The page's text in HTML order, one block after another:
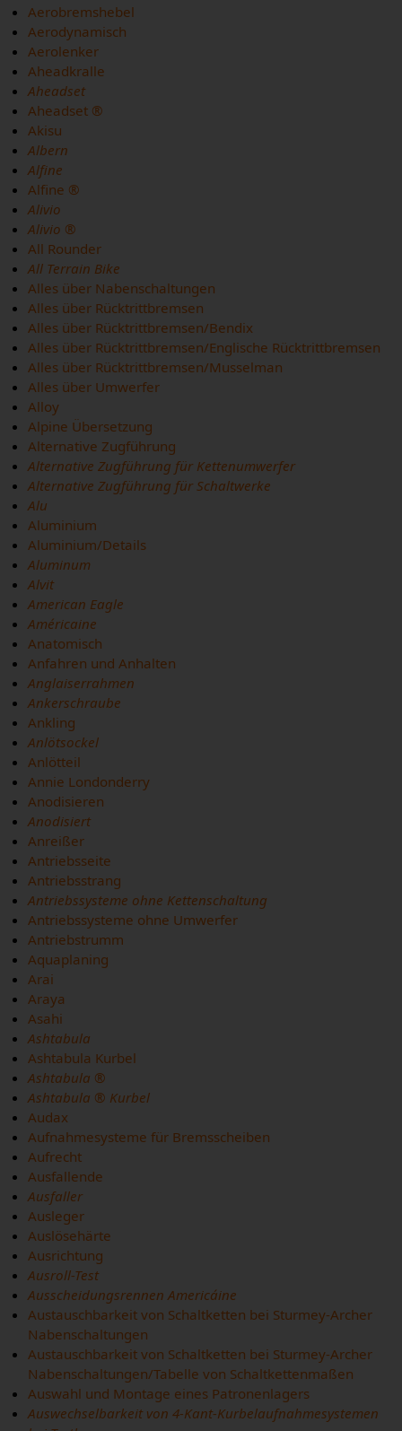
Aerobremshebel
Aerodynamisch
Aerolenker
Aheadkralle
Aheadset
Aheadset ®
Akisu
Albern
Alfine
Alfine ®
Alivio
Alivio ®
All Rounder
All Terrain Bike
Alles über Nabenschaltungen
Alles über Rücktrittbremsen
Alles über Rücktrittbremsen/Bendix
Alles über Rücktrittbremsen/Englische Rücktrittbremsen
Alles über Rücktrittbremsen/Musselman
Alles über Umwerfer
Alloy
Alpine Übersetzung
Alternative Zugführung
Alternative Zugführung für Kettenumwerfer
Alternative Zugführung für Schaltwerke
Alu
Aluminium
Aluminium/Details
Aluminum
Alvit
American Eagle
Américaine
Anatomisch
Anfahren und Anhalten
Anglaiserrahmen
Ankerschraube
Ankling
Anlötsockel
Anlötteil
Annie Londonderry
Anodisieren
Anodisiert
Anreißer
Antriebsseite
Antriebsstrang
Antriebssysteme ohne Kettenschaltung
Antriebssysteme ohne Umwerfer
Antriebstrumm
Aquaplaning
Arai
Araya
Asahi
Ashtabula
Ashtabula Kurbel
Ashtabula ®
Ashtabula ® Kurbel
Audax
Aufnahmesysteme für Bremsscheiben
Aufrecht
Ausfallende
Ausfaller
Ausleger
Auslösehärte
Ausrichtung
Ausroll-Test
Ausscheidungsrennen Americáine
Austauschbarkeit von Schaltketten bei Sturmey-Archer
Nabenschaltungen
Austauschbarkeit von Schaltketten bei Sturmey-Archer
Nabenschaltungen/Tabelle von Schaltkettenmaßen
Auswahl und Montage eines Patronenlagers
Auswechselbarkeit von 4-Kant-Kurbelaufnahmesystemen